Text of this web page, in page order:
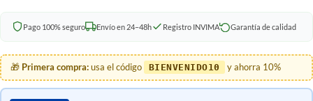
Pago 100% seguro Envío en 24–48h Registro INVIMA Garantía de calidad
🎁 Primera compra:usa el código BIENVENIDO10 y ahorra 10%